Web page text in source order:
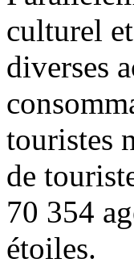
culturel
diverses
touristes
de
70 354
étoiles.